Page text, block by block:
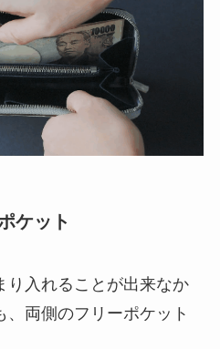
ケット
り入れることが出来なか
、両側のフリーポケット